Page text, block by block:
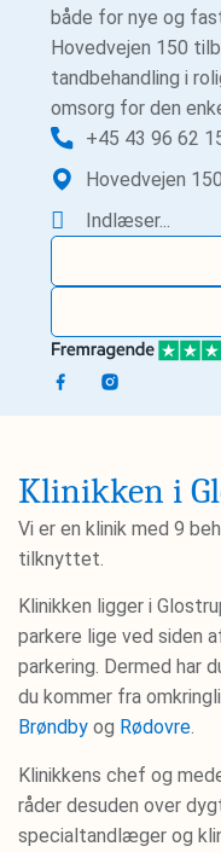
både for nye og
Hovedvejen 150
tandbehandling i
omsorg for den
+45 43 96 62
Hovedvejen
Indlæser...
Klinikken i
Vi er en klinik med 9
tilknyttet.
Klinikken ligger i
parkere lige ved siden
parkering. Dermed har
du kommer fra
Brøndby og Rødovre.
Klinikkens chef og
råder desuden over
specialtandlæger og